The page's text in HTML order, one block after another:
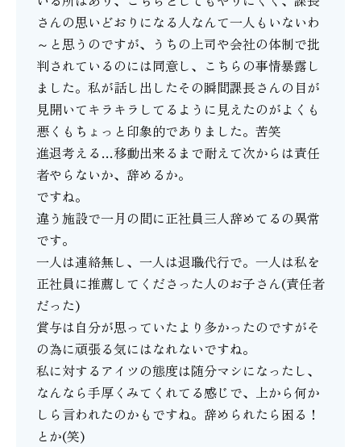
さんの思いどおりになる人なんて一人もいないわ
～と思うのですが、うちの上司や会社の体制で批
判されているのには同意し、こちらの事情暴露し
ました。私が話し出したその瞬間課長さんの目が
見開いてキラキラしてるように見えたのがよくも
悪くもちょっと印象的でありました。苦笑
進退考える…移動出来るまで耐えて次からは責任
者やらないか、辞めるか。
ですね。
違う施設で一月の間に正社員三人辞めてるの異常
です。
一人は連絡無し、一人は退職代行で。一人は私を
正社員に推薦してくださった人のお子さん(責任者
だった)
賞与は自分が思っていたより多かったのですがそ
の為に頑張る気にはなれないですね。
私に対するアイツの態度は随分マシになったし、
なんなら手厚くみてくれてる感じで、上から何か
しら言われたのかもですね。辞められたら困る！
とか(笑)